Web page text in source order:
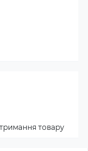
товару